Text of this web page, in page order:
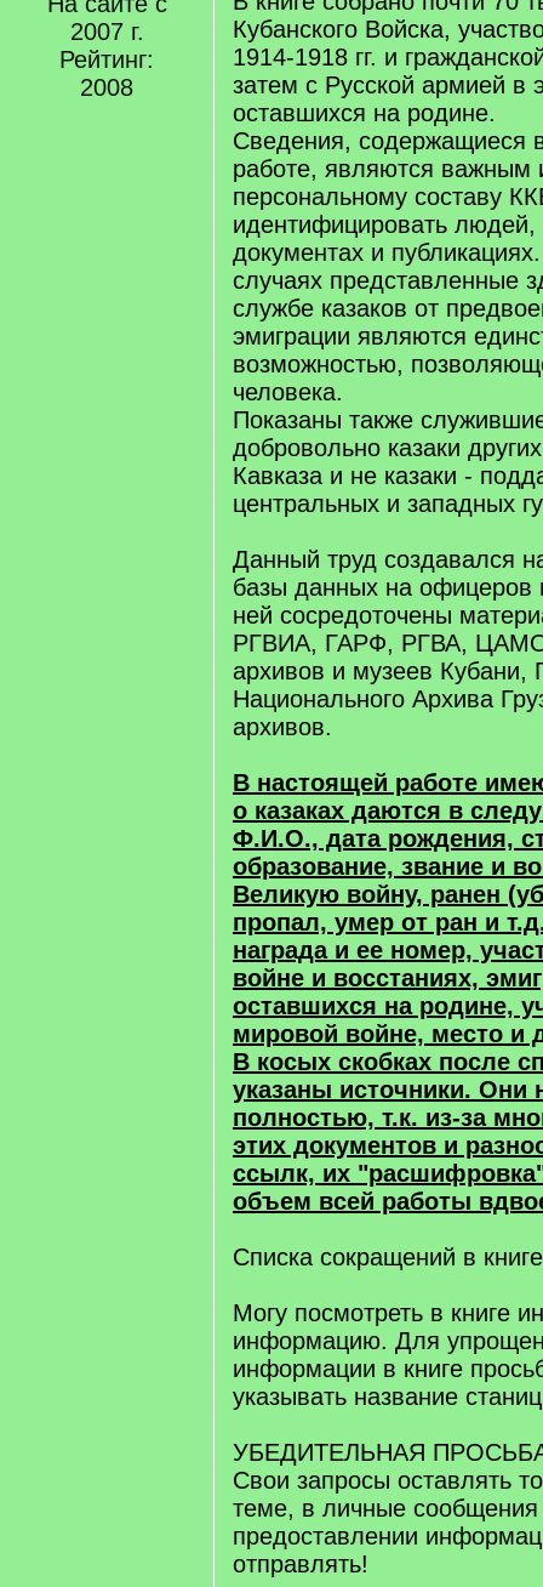
2007 г.
Рейтинг:
2008
Кубанского Войска,
1914-1918 гг. и
затем с Русской армией в
оставшихся на родине.
Сведения, содержащиеся
работе, являются важным
персональному составу
идентифицировать
документах и
случаях представленные
службе казаков от
эмиграции являются
возможностью,
человека.
Показаны также
добровольно казаки
Кавказа и не казаки -
центральных и западных
Данный труд создавался
базы данных на офицеров
ней сосредоточены
РГВИА, ГАРФ, РГВА,
архивов и музеев
Национального Архива
архивов.
В настоящей работе
о казаках даются в
Ф.И.О., дата рождения,
образование, звание и
Великую войну, ранен
пропал, умер от ран и
награда и ее номер,
войне и восстаниях,
оставшихся на родине,
мировой войне, место и
В косых скобках после
указаны источники. Они
полностью, т.к. из-за
этих документов и
ссылк, их
объем всей работы
Списка сокращений в
Могу посмотреть в книге
информацию. Для
информации в книге
указывать название
УБЕДИТЕЛЬНАЯ
Свои запросы оставлять
теме, в личные
предоставлении
отправлять!